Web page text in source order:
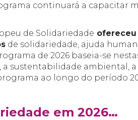
continuará a capacitar
de Solidariedade ofereceu
de solidariedade, ajuda
de 2026 baseia-se
sustentabilidade ambiental,
ao longo do período
em 2026…